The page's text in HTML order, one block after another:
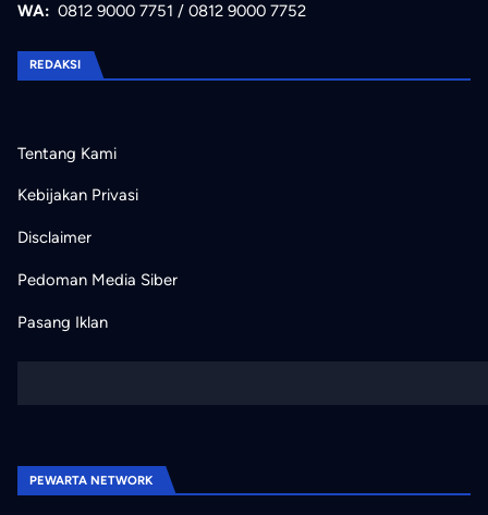
WA: 0812 9000 7751 / 0812 9000 7752
REDAKSI
Tentang Kami
Kebijakan Privasi
Disclaimer
Pedoman Media Siber
Pasang Iklan
PEWARTA NETWORK